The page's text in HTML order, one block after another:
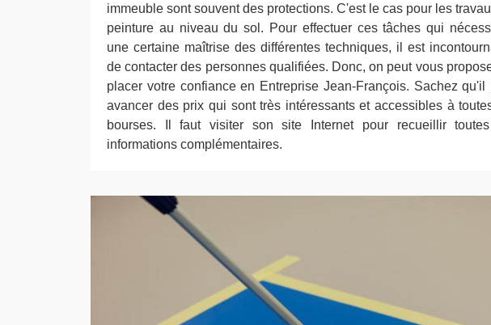
immeuble sont souvent des protections. C'est le cas pour les
peinture au niveau du sol. Pour effectuer ces tâches qui
une certaine maîtrise des différentes techniques, il est
de contacter des personnes qualifiées. Donc, on peut vous
placer votre confiance en Entreprise Jean-François. Sachez qu'il
avancer des prix qui sont très intéressants et accessibles à
bourses. Il faut visiter son site Internet pour recueillir
informations complémentaires.